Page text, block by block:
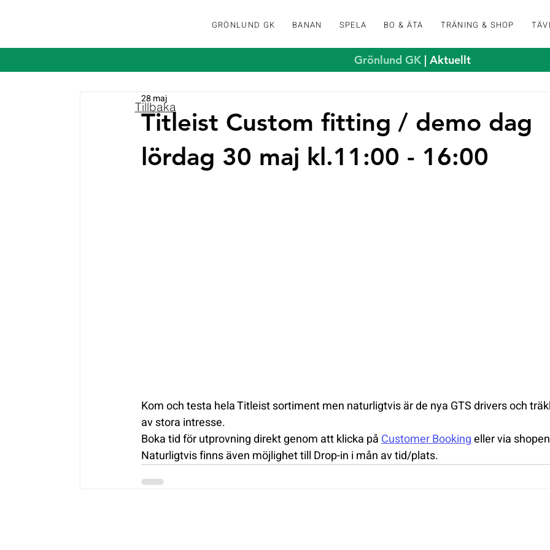
GRÖNLUND GK BANAN SPELA BO & ÄTA TRÄNING & SHOP
Grönlund GK| Aktuellt
Titleist Custom fitting / demo dag
lördag 30 maj kl.11:00 - 16:00
28 maj
Kom och testa hela Titleist sortiment men naturligtvis är de nya GTS drivers och
av stora intresse.
Boka tid för utprovning direkt genom att klicka på Customer Booking eller via
Naturligtvis finns även möjlighet till Drop-in i mån av tid/plats.
Tillbaka